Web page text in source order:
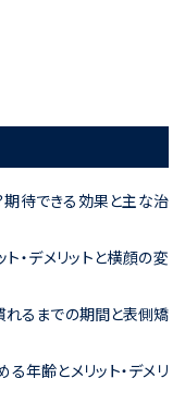
期待できる効果と主な治
・デメリットと横顔の変
れるまでの期間と表側矯
年齢とメリット・デメリ